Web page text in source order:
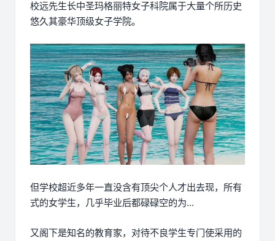
校远先生长中圣玛格丽特女子科院属于大量个所历史
悠久其豪华顶级女子学院。
但学校超近多年一直没含有顶尖个人才出去现，所有
式的女学生，几乎毕业后都碌碌空的为...
又阁下是知名的教育家，对待不良学生专门使采用的